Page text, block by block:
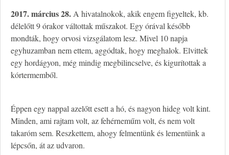
2017. március 28. A hivatalnokok, akik engem figyeltek, kb.
délelőtt 9 órakor váltottak műszakot. Egy órával később
mondták, hogy orvosi vizsgálatom lesz. Mivel 10 napja
egyhuzamban nem ettem, aggódtak, hogy meghalok. Elvittek
egy hordágyon, még mindig megbilincselve, és kigurítottak a
kórtermemből.
Éppen egy nappal azelőtt esett a hó, és nagyon hideg volt kint.
Minden, ami rajtam volt, az fehérneműm volt, és nem volt
takaróm sem. Reszkettem, ahogy felmentünk és lementünk a
lépcsőn, át az udvaron.